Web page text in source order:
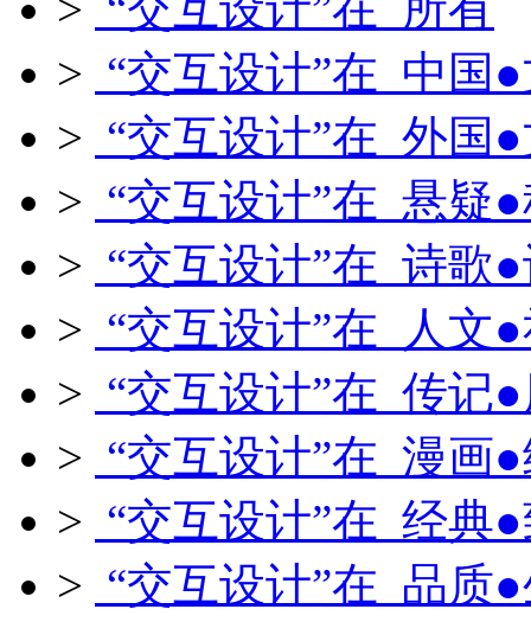
> “交互设计”在 中国
> “交互设计”在 外国
> “交互设计”在 悬疑
> “交互设计”在 诗歌
> “交互设计”在 人文
> “交互设计”在 传记
> “交互设计”在 漫画
> “交互设计”在 经典
> “交互设计”在 品质